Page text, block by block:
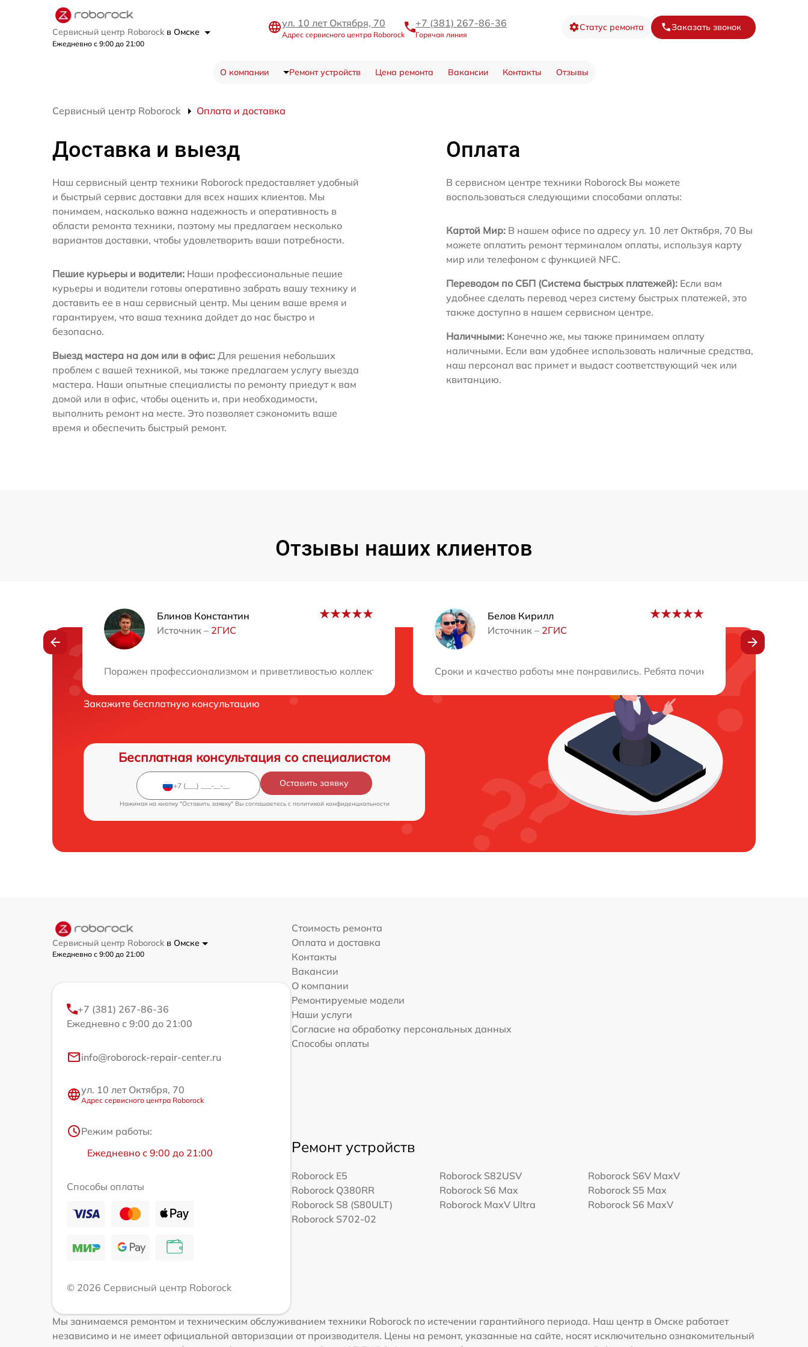
Сервисный центр Roborock в Омске
Ежедневно с 9:00 до 21:00
ул. 10 лет Октября, 70
Адрес сервисного центра Roborock
+7 (381) 267-86-36
Горячая линия
Статус ремонта Заказать звонок
О компании Ремонт устройств Цена ремонта Вакансии Контакты Отзывы
Сервисный центр Roborock Оплата и доставка
Доставка и выезд
Наш сервисный центр техники Roborock предоставляет удобный
и быстрый сервис доставки для всех наших клиентов. Мы
понимаем, насколько важна надежность и оперативность в
области ремонта техники, поэтому мы предлагаем несколько
вариантов доставки, чтобы удовлетворить ваши потребности.
Пешие курьеры и водители: Наши профессиональные пешие
курьеры и водители готовы оперативно забрать вашу технику и
доставить ее в наш сервисный центр. Мы ценим ваше время и
гарантируем, что ваша техника дойдет до нас быстро и
безопасно.
Выезд мастера на дом или в офис: Для решения небольших
проблем с вашей техникой, мы также предлагаем услугу выезда
мастера. Наши опытные специалисты по ремонту приедут к вам
домой или в офис, чтобы оценить и, при необходимости,
выполнить ремонт на месте. Это позволяет сэкономить ваше
время и обеспечить быстрый ремонт.
Оплата
В сервисном центре техники Roborock Вы можете
воспользоваться следующими способами оплаты:
Картой Мир: В нашем офисе по адресу ул. 10 лет Октября, 70 Вы
можете оплатить ремонт терминалом оплаты, используя карту
мир или телефоном с функцией NFC.
Переводом по СБП (Система быстрых платежей): Если вам
удобнее сделать перевод через систему быстрых платежей, это
также доступно в нашем сервисном центре.
Наличными: Конечно же, мы также принимаем оплату
наличными. Если вам удобнее использовать наличные средства,
наш персонал вас примет и выдаст соответствующий чек или
квитанцию.
Отзывы наших клиентов
Блинов Константин
Источник – 2ГИС
Поражен профессионализмом и приветливостью коллектива. Быстро и качественно устранили проблему, ответив на все мои вопросы. Приятно
Белов Кирилл
Источник – 2ГИС
Сроки и качество работы мне понравились. Ребята починили мой гаджет за
Нужна консультация?
Закажите бесплатную консультацию
Бесплатная консультация со специалистом
Оставить заявку
Нажимая на кнопку "Оставить заявку" Вы соглашаетесь c политикой конфиденциальности
Сервисный центр Roborock в Омске
Ежедневно с 9:00 до 21:00
+7 (381) 267-86-36
Ежедневно с 9:00 до 21:00
info@roborock-repair-center.ru
ул. 10 лет Октября, 70
Адрес сервисного центра Roborock
Режим работы:
Ежедневно с 9:00 до 21:00
Способы оплаты
© 2026 Сервисный центр Roborock
Стоимость ремонта
Оплата и доставка
Контакты
Вакансии
О компании
Ремонтируемые модели
Наши услуги
Согласие на обработку персональных данных
Способы оплаты
Ремонт устройств
Roborock E5 Roborock S82USV
Roborock S6V MaxV
Roborock Q380RR
Roborock S6 Max
Roborock S5 Max
Roborock S8 (S80ULT)
Roborock MaxV Ultra
Roborock S6 MaxV
Roborock S702-02
Мы занимаемся ремонтом и техническим обслуживанием техники Roborock по истечении гарантийного периода. Наш центр в Омске работает
независимо и не имеет официальной авторизации от производителя. Цены на ремонт, указанные на сайте, носят исключительно ознакомительный